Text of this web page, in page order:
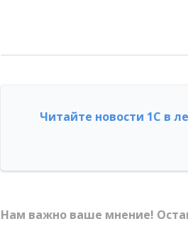
Читайте новости 1С в
Нам важно ваше мнение!